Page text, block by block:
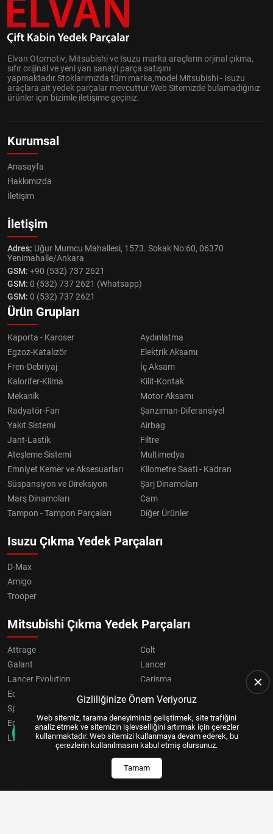
Elvan Otomotiv; Mitsubishi ve Isuzu marka araçların orjinal çıkma,
sıfır orijinal ve yeni yan sanayi parça satışını
yapmaktadır.Stoklarımızda tüm marka,model Mitsubishi - Isuzu
araçlara ait yedek parçalar mevcuttur.Web Sitemizde bulamadığınız
ürünler için bizimle iletişime geçiniz.
Kurumsal
Anasayfa
Hakkımızda
İletişim
İletişim
Adres: Uğur Mumcu Mahallesi, 1573. Sokak No:60, 06370
Yenimahalle/Ankara
GSM: +90 (532) 737 2621
GSM: 0 (532) 737 2621 (Whatsapp)
GSM: 0 (532) 737 2621
Ürün Grupları
Kaporta - Karoser
Aydınlatma
Egzoz-Katalizör
Elektrik Aksamı
Fren-Debriyaj
İç Aksam
Kalorifer-Klima
Kilit-Kontak
Mekanik
Motor Aksamı
Radyatör-Fan
Şanzıman-Diferansiyel
Yakıt Sistemi
Airbag
Jant-Lastik
Filtre
Ateşleme Sistemi
Multimedya
Emniyet Kemer ve Aksesuarları
Kilometre Saati - Kadran
Süspansiyon ve Direksiyon
Şarj Dinamoları
Marş Dinamoları
Cam
Tampon - Tampon Parçaları
Diğer Ürünler
Isuzu Çıkma Yedek Parçaları
D-Max
Amigo
Trooper
Mitsubishi Çıkma Yedek Parçaları
Attrage
Colt
Galant
Lancer
Lancer Evolution
Carisma
Eclipse
Grandis
Space Star
Eclipse Cross
OUTLANDER
L200
Pajero
Gizliliğinize Önem Veriyoruz
Web sitemiz, tarama deneyiminizi geliştirmek, site trafiğini
analiz etmek ve sitemizin işlevselliğini artırmak için çerezler
kullanmaktadır. Web sitemizi kullanmaya devam ederek, bu
çerezlerin kullanılmasını kabul etmiş olursunuz.
Tamam